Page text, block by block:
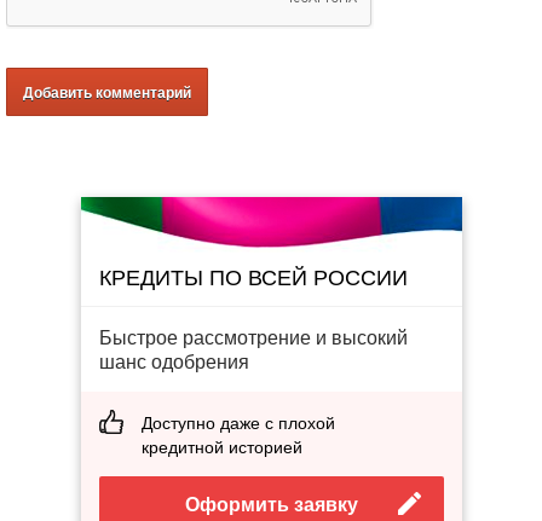
КРЕДИТЫ ПО ВСЕЙ РОССИИ
Быстрое рассмотрение и высокий
шанс одобрения
Доступно даже с плохой
кредитной историей
Оформить заявку